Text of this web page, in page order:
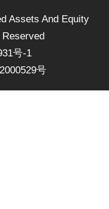
Assets And Equity
号-1
号